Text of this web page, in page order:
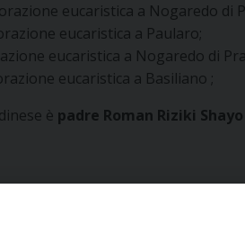
eucaristica a Nogaredo di
eucaristica a Paularo;
eucaristica a Nogaredo di
eucaristica a Basiliano ;
è padre Roman Riziki Shayo